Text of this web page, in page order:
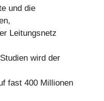
und die
Leitungsnetz
wird der
fast 400 Millionen